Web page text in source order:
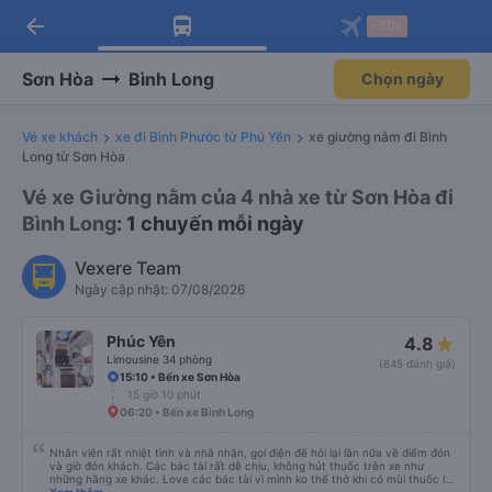
Tải app Vexere ngay!
Nhận ưu đãi thành viên độc
Mở app
Tải app Vexere
-30k/ghế khi đặt vé máy bay qua
Mở app
arrow_back
Sơn Hòa Bình Long Chọn ngày
Vé xe khách xe đi Bình Phước từ Phú Yên
xe giường nằm đi Bình
Long từ Sơn Hòa
Vé xe Giường nằm của 4 nhà xe từ Sơn Hòa đi
Bình Long: 1 chuyến mỗi ngày
Vexere Team
Ngày cập nhật: 07/08/2026
Phúc Yên
Limousine 34 phòng
4.8
(845 đánh giá)
15:10 • Bến xe Sơn Hòa
15 giờ 10 phút
06:20 • Bến xe Bình Long
Nhân viên rất nhiệt tình và nhã nhặn, gọi điện để hỏi lại lần nữa về điểm đón
và giờ đón khách. Các bác tài rất dễ chịu, không hút thuốc trên xe như
những hãng xe khác. Love các bác tài vì mình ko thể thở khi có mùi thuốc lá.